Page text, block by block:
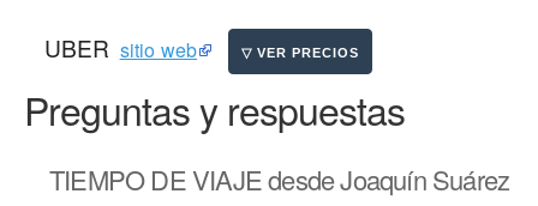
UBER sitio web
Preguntas y respuestas
TIEMPO DE VIAJEdesde Joaquín Suárez